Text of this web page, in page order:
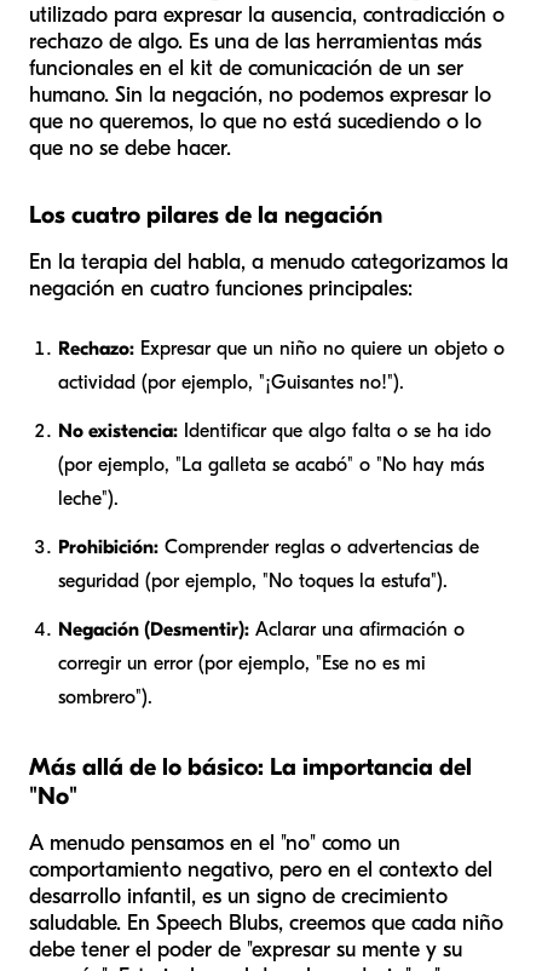
utilizado para expresar la ausencia, contradicción o
rechazo de algo. Es una de las herramientas más
funcionales en el kit de comunicación de un ser
humano. Sin la negación, no podemos expresar lo
que no queremos, lo que no está sucediendo o lo
que no se debe hacer.
Los cuatro pilares de la negación
En la terapia del habla, a menudo categorizamos la
negación en cuatro funciones principales:
Rechazo: Expresar que un niño no quiere un objeto o
actividad (por ejemplo, "¡Guisantes no!").
No existencia: Identificar que algo falta o se ha ido
(por ejemplo, "La galleta se acabó" o "No hay más
leche").
Prohibición: Comprender reglas o advertencias de
seguridad (por ejemplo, "No toques la estufa").
Negación (Desmentir): Aclarar una afirmación o
corregir un error (por ejemplo, "Ese no es mi
sombrero").
Más allá de lo básico: La importancia del
"No"
A menudo pensamos en el "no" como un
comportamiento negativo, pero en el contexto del
desarrollo infantil, es un signo de crecimiento
saludable. En Speech Blubs, creemos que cada niño
debe tener el poder de "expresar su mente y su